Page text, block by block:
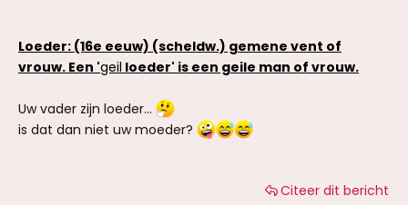
Loeder: (16e eeuw) (scheldw.) gemene vent of
vrouw. Een 'geil loeder' is een geile man of vrouw.
Uw vader zijn loeder...
is dat dan niet uw moeder?
Citeer dit bericht